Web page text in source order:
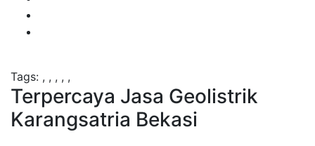
Tags: , , , , ,
Terpercaya Jasa Geolistrik
Karangsatria Bekasi